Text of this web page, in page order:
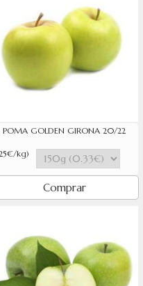
POMA GOLDEN GIRONA 20/22
kg)
Comprar